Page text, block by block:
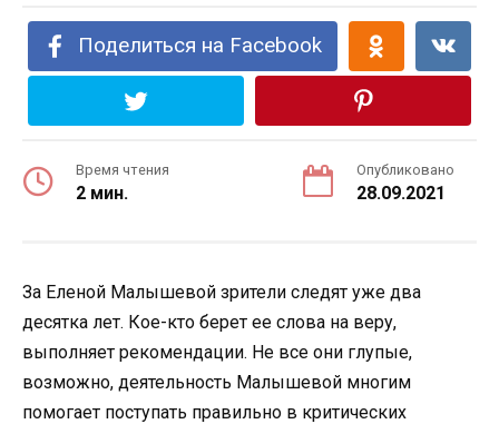
Поделиться на Facebook
Время чтения
2 мин.
Опубликовано
28.09.2021
За Еленой Малышевой зрители следят уже два
десятка лет. Кое-кто берет ее слова на веру,
выполняет рекомендации. Не все они глупые,
возможно, деятельность Малышевой многим
помогает поступать правильно в критических